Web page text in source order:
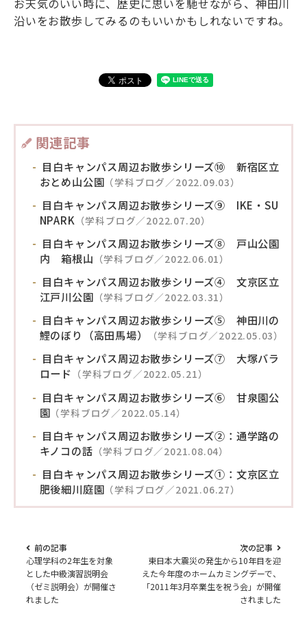
沿いをお散歩してみるのもいいかもしれないですね。
関連記事
目白キャンパス周辺お散歩シリーズ⑩ 新宿区立
おとめ山公園 （学科ブログ／2022.09.03）
目白キャンパス周辺お散歩シリーズ⑨ IKE・SU
NPARK （学科ブログ／2022.07.20）
目白キャンパス周辺お散歩シリーズ⑧ 戸山公園
内 箱根山 （学科ブログ／2022.06.01）
目白キャンパス周辺お散歩シリーズ④ 文京区立
江戸川公園 （学科ブログ／2022.03.31）
目白キャンパス周辺お散歩シリーズ⑤ 神田川の
鯉のぼり（高田馬場）
（学科ブログ／2022.05.03）
目白キャンパス周辺お散歩シリーズ⑦ 大塚バラ
ロード （学科ブログ／2022.05.21）
目白キャンパス周辺お散歩シリーズ⑥ 甘泉園公
園 （学科ブログ／2022.05.14）
目白キャンパス周辺お散歩シリーズ②：通学路の
キノコの話 （学科ブログ／2021.08.04）
目白キャンパス周辺お散歩シリーズ①：文京区立
肥後細川庭園 （学科ブログ／2021.06.27）
前の記事
心理学科の2年生を対象
とした中級演習説明会
（ゼミ説明会）が開催さ
れました
次の記事
東日本大震災の発生から10年目を迎
えた今年度のホームカミングデーで、
「2011年3月卒業生を祝う会」が開催
されました